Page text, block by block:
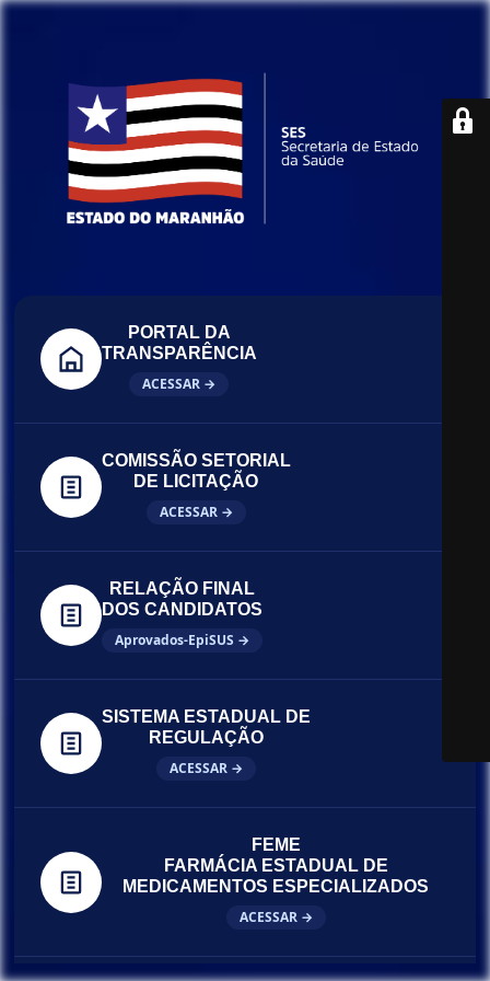
PORTAL DA
TRANSPARÊNCIA
ACESSAR →
COMISSÃO SETORIAL
DE LICITAÇÃO
ACESSAR →
RELAÇÃO FINAL
DOS CANDIDATOS
Aprovados-EpiSUS →
SISTEMA ESTADUAL DE
REGULAÇÃO
ACESSAR →
FEME
FARMÁCIA ESTADUAL DE
MEDICAMENTOS ESPECIALIZADOS
ACESSAR →